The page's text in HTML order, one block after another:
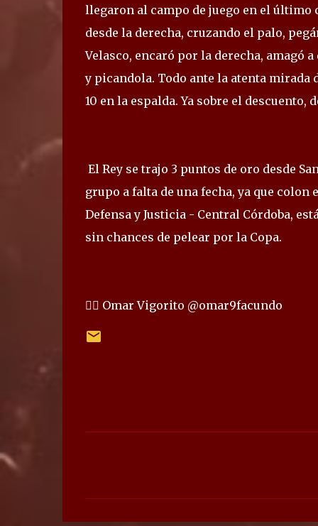
llegaron al campo de juego en el último
desde la derecha, cruzando el palo,
Velasco, encaró por la derecha, amagó
y picandola. Todo ante la atenta mirada
10 en la espalda. Ya sobre el descuento,
El Rey se trajo 3 puntos de oro desde
grupo a falta de una fecha, ya que
Defensa y Justicia - Central Córdoba,
sin chances de pelear por la Copa.
✍🏻 Omar Vigorito @omar9facundo